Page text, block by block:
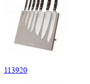
113920